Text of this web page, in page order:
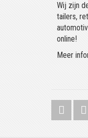
Wij zijn
tailers,
online!
Meer